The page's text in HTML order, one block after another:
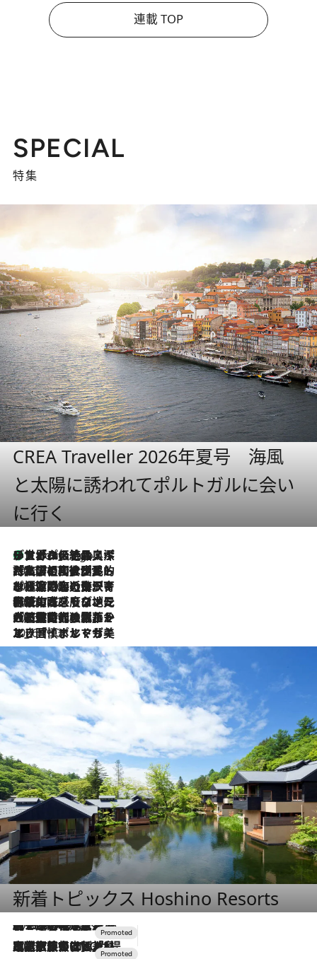
連載 TOP
SPECIAL
特集
CREA Traveller 2026年夏号 海風
と太陽に誘われてポルトガルに会い
に行く
3 Hours Ago
リスボンの絶品スイーツ「パステル・デ・ナタ」とは？ポルトガル伝統の奥深い世界へ
2026.7.27
「私の祖国はポルトガル語です」国民的詩人フェルナンド・ペソアと、彼が愛した文学の街を歩く
2026.7.26
ポルトガル近海が育む極上の海の幸。キリリと冷えた白ワインと愉しむ、シーフード専門店の贅沢
2026.7.22
伝統の味をモダンに昇華。高感度な地元客が集う、リスボンの最旬ガストロノミー
2026.7.21
大航海時代の栄華から、震災、独裁、そして革命へ。ポルトガル・首都リスボンの石畳に刻まれた「歴史の光と影」
2026.7.13
エッセイ・ヤマザキマリ「慎ましくも美しき国 ポルトガル」
新着トピックス Hoshino Resorts
2026.8.7
【トンボの足水浴】ヒノキの香りに包まれて涼感マックス！約13℃の湧水かけ流しを避暑地「星野温泉 トンボの湯」で体験
2026.7.31
【ホテル帰省】という選択肢をOMOが提案。家族とほどよい距離を保つには「昼は実家、夜は気兼ねなくホテルで！」